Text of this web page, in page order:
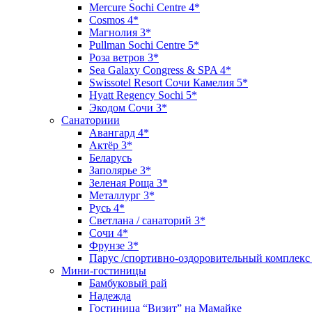
Mercure Sochi Centre 4*
Cosmos 4*
Магнолия 3*
Pullman Sochi Сеntre 5*
Роза ветров 3*
Sea Galaxy Congress & SPA 4*
Swissotel Resort Сочи Камелия 5*
Hyatt Regency Sochi 5*
Экодом Сочи 3*
Санаториии
Авангард 4*
Актёр 3*
Беларусь
Заполярье 3*
Зеленая Роща 3*
Металлург 3*
Русь 4*
Светлана / санаторий 3*
Сочи 4*
Фрунзе 3*
Парус /спортивно-оздоровительный
Мини-гостиницы
Бамбуковый рай
Надежда
Гостиница “Визит” на Мамайке